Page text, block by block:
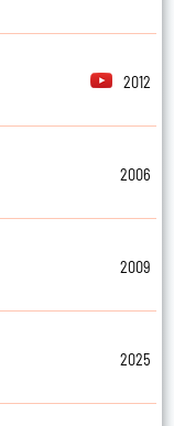
2012
2006
2009
2025